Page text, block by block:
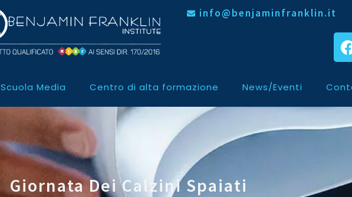
info@benjaminfranklin.it
Scuola Media Centro di alta formazione News/Eventi
Giornata Dei Calzini Spaiati